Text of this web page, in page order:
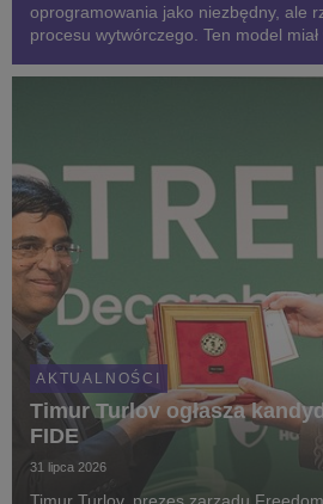
oprogramowania jako niezbędny, ale
procesu wytwórczego. Ten model miał
ludzi. Dzisiaj, dzięki AI, jest ono znac...
AKTUALNOŚCI
Timur Turlov ogłasza
FIDE
31 lipca 2026
Timur Turlov, prezes zarządu